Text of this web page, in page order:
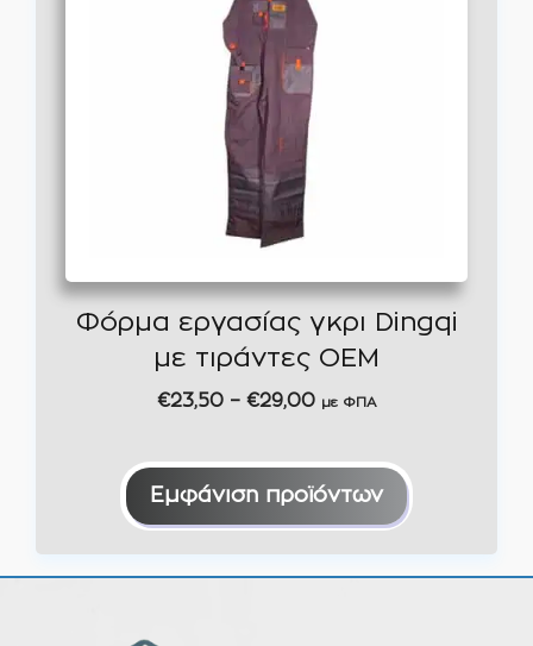
Φόρμα εργασίας γκρι Dingqi
με τιράντες OEM
€23,50 – €29,00Price
€23,50
through
με ΦΠΑ
Εμφάνιση προϊόντων